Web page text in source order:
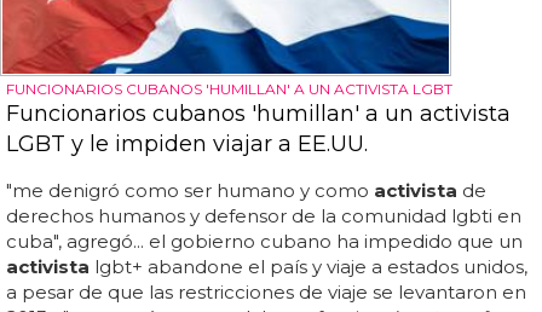
FUNCIONARIOS CUBANOS 'HUMILLAN' A UN ACTIVISTA LGBT
Funcionarios cubanos 'humillan' a un activista
LGBT y le impiden viajar a EE.UU.
"me denigró como ser humano y como activista de
derechos humanos y defensor de la comunidad lgbti en
cuba", agregó... el gobierno cubano ha impedido que un
activista lgbt+ abandone el país y viaje a estados unidos,
a pesar de que las restricciones de viaje se levantaron en